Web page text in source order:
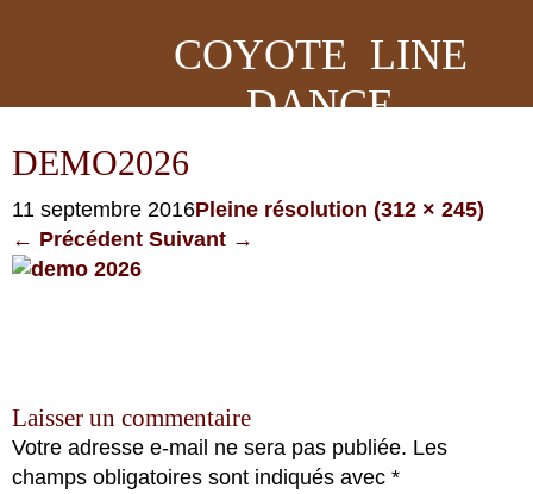
COYOTE LINE
DANCE
DEMO2026
11 septembre 2016Pleine résolution (312 × 245)
← Précédent Suivant →
Laisser un commentaire
Votre adresse e-mail ne sera pas publiée. Les
champs obligatoires sont indiqués avec *